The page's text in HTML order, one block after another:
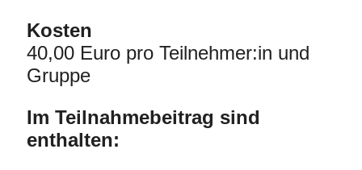
Kosten
40,00 Euro pro Teilnehmer:in und
Gruppe
Im Teilnahmebeitrag sind
enthalten: